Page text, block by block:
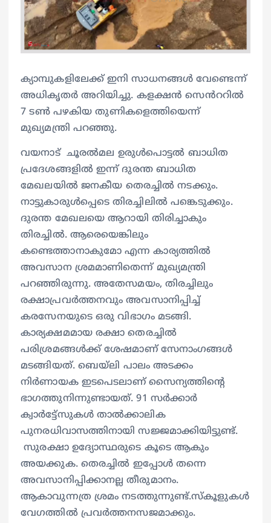
ക്യാമ്പുകളിലേക്ക് ഇനി സാധനങ്ങൾ വേണ്ടെന്ന്
അധികൃതർ അറിയിച്ചു. കളക്ഷൻ സെൻററിൽ
7 ടൺ പഴകിയ തുണികളെത്തിയെന്ന്
മുഖ്യമന്ത്രി പറഞ്ഞു.
വയനാട് ചൂരൽമല ഉരുൾപൊട്ടൽ ബാധിത
പ്രദേശങ്ങളിൽ ഇന്ന് ദുരന്ത ബാധിത
മേഖലയിൽ ജനകീയ തെരച്ചിൽ നടക്കും.
നാട്ടുകാരുൾപ്പെടെ തിരച്ചിലിൽ പങ്കെടുക്കും.
ദുരന്ത മേഖലയെ ആറായി തിരിച്ചാകും
തിരച്ചിൽ. ആരെയെങ്കിലും
കണ്ടെത്താനാകുമോ എന്ന കാര്യത്തിൽ
അവസാന ശ്രമമാണിതെന്ന് മുഖ്യമന്ത്രി
പറഞ്ഞിരുന്നു. അതേസമയം, തിരച്ചിലും
രക്ഷാപ്രവർത്തനവും അവസാനിപ്പിച്ച്
കരസേനയുടെ ഒരു വിഭാഗം മടങ്ങി.
കാര്യക്ഷമമായ രക്ഷാ തെരച്ചിൽ
പരിശ്രമങ്ങൾക്ക് ശേഷമാണ് സേനാംഗങ്ങള്‍
മടങ്ങിയത്. ബെയ്ലി പാലം അടക്കം
നിർണായക ഇടപെടലാണ് സൈന്യത്തിന്‍റെ
ഭാഗത്തുനിന്നുണ്ടായത്. 91 സര്‍ക്കാര്‍
ക്വാര്‍ട്ടേ്സുകള്‍ താല്‍ക്കാലിക
പുനരധിവാസത്തിനായി സജ്ജമാക്കിയിട്ടുണ്ട്.
സുരക്ഷാ ഉദ്യോസ്ഥരുടെ കൂടെ ആകും
അയക്കുക. തെരച്ചിൽ ഇപ്പോൾ തന്നെ
അവസാനിപ്പിക്കാനല്ല തീരുമാനം.
ആകാവുന്നത്ര ശ്രമം നടത്തുന്നുണ്ട്.സ്കൂളുകൾ
വേഗത്തിൽ പ്രവർത്തനസജമാക്കും.